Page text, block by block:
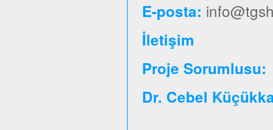
E-posta:
İletişim
Proje
Dr. Cebel